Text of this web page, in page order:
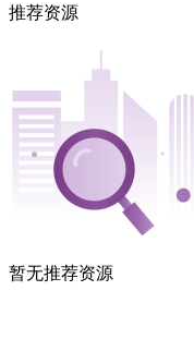
推荐资源
暂无推荐资源